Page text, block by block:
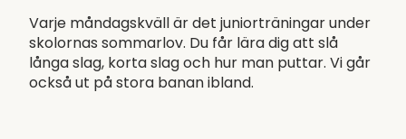
Varje måndagskväll är det juniorträningar under
skolornas sommarlov. Du får lära dig att slå
långa slag, korta slag och hur man puttar. Vi går
också ut på stora banan ibland.